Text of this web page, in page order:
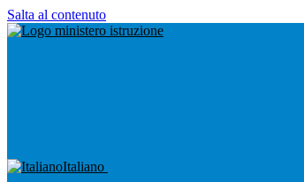
Salta al contenuto
Italiano